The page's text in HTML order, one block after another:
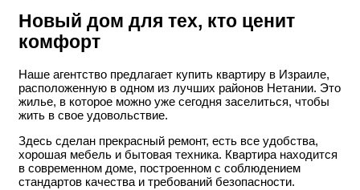
Новый дом для тех, кто ценит
комфорт
Наше агентство предлагает купить квартиру в Израиле,
расположенную в одном из лучших районов Нетании. Это
жилье, в которое можно уже сегодня заселиться, чтобы
жить в свое удовольствие.
Здесь сделан прекрасный ремонт, есть все удобства,
хорошая мебель и бытовая техника. Квартира находится
в современном доме, построенном с соблюдением
стандартов качества и требований безопасности.